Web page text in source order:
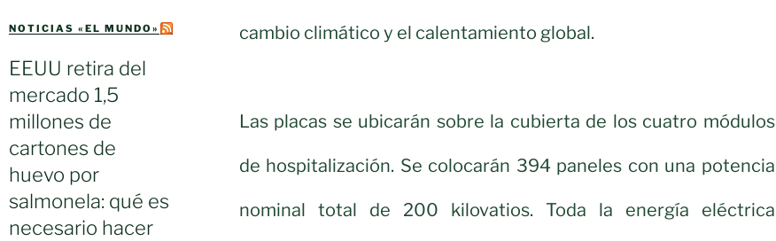
NOTICIAS «EL MUNDO»
EEUU retira del
mercado 1,5
millones de
cartones de
huevo por
salmonela: qué es
necesario hacer
cambio climático y el calentamiento global.
Las placas se ubicarán sobre la cubierta de los cuatro módulos
de hospitalización. Se colocarán 394 paneles con una potencia
nominal total de 200 kilovatios. Toda la energía eléctrica